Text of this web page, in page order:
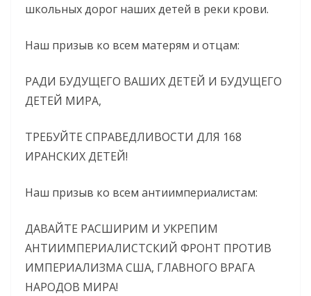
школьных дорог наших детей в реки крови.
Наш призыв ко всем матерям и отцам:
РАДИ БУДУЩЕГО ВАШИХ ДЕТЕЙ И БУДУЩЕГО
ДЕТЕЙ МИРА,
ТРЕБУЙТЕ СПРАВЕДЛИВОСТИ ДЛЯ 168
ИРАНСКИХ ДЕТЕЙ!
Наш призыв ко всем антиимпериалистам:
ДАВАЙТЕ РАСШИРИМ И УКРЕПИМ
АНТИИМПЕРИАЛИСТСКИЙ ФРОНТ ПРОТИВ
ИМПЕРИАЛИЗМА США, ГЛАВНОГО ВРАГА
НАРОДОВ МИРА!